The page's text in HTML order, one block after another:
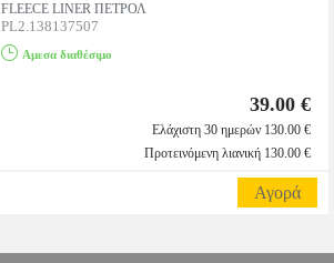
FLEECE LINER ΠΕΤΡΟΛ
PL2.138137507
Αμεσα διαθέσιμο
39.00 €
Ελάχιστη 30 ημερών 130.00 €
Προτεινόμενη λιανική 130.00 €
Αγορά